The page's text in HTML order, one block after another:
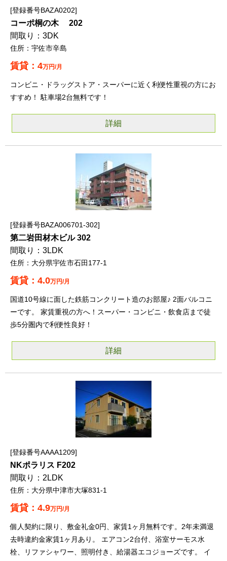
登録番号BAZA0202
コーポ桐の木 202
3DK
宇佐市辛島
4万円/月
コンビニ・ドラッグストア・スーパーに近く利便性重視の方にお
すすめ！ 駐車場2台無料です！
詳細
登録番号BAZA006701-302
第二岩田材木ビル 302
3LDK
大分県宇佐市石田177-1
4.0万円/月
国道10号線に面した鉄筋コンクリート造のお部屋♪ 2面バルコニ
ーです。 家賃重視の方へ！スーパー・コンビニ・飲食店まで徒
歩5分圏内で利便性良好！
詳細
登録番号AAAA1209
NKポラリス F202
2LDK
大分県中津市大塚831-1
4.9万円/月
個人契約に限り、敷金礼金0円、家賃1ヶ月無料です。2年未満退
去時違約金家賃1ヶ月あり。 エアコン2台付、浴室サーモス水
栓、リファシャワー、照明付き、給湯器エコジョーズです。 イ